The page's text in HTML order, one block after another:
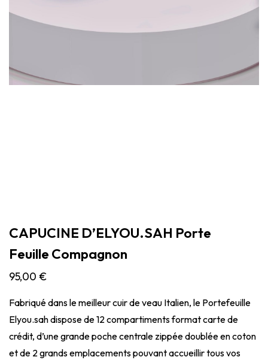
CAPUCINE D’ELYOU.SAH Porte
Feuille Compagnon
95,00 €
Fabriqué dans le meilleur cuir de veau Italien, le Portefeuille
Elyou.sah dispose de 12 compartiments format carte de
crédit, d’une grande poche centrale zippée doublée en coton
et de 2 grands emplacements pouvant accueillir tous vos